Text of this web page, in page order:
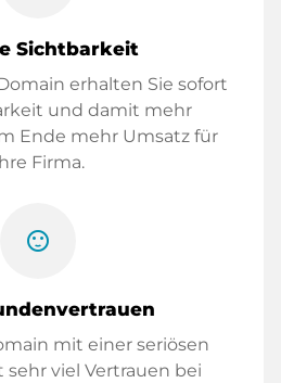
Sichtbarkeit
erhalten Sie sofort
und damit mehr
Ende mehr Umsatz für
Firma.
sentiment_satisfied
mit einer seriösen
viel Vertrauen bei